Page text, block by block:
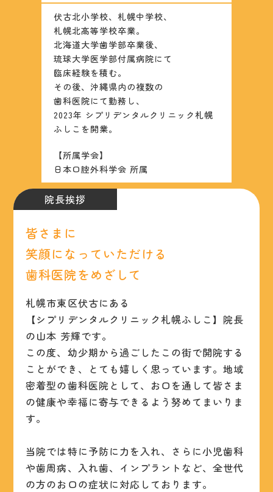
伏古北小学校、札幌中学校、
札幌北高等学校卒業。
北海道大学歯学部卒業後、
琉球大学医学部付属病院にて
臨床経験を積む。
その後、沖縄県内の複数の
歯科医院にて勤務し、
2023年 シプリデンタルクリニック札幌
ふしこを開業。
【所属学会】
日本口腔外科学会 所属
院長挨拶
皆さまに
笑顔になっていただける
歯科医院をめざして
札幌市東区伏古にある
【シプリデンタルクリニック札幌ふしこ】院長
の山本 芳輝です。
この度、幼少期から過ごしたこの街で開院する
ことができ、とても嬉しく思っています。地域
密着型の歯科医院として、お口を通して皆さま
の健康や幸福に寄与できるよう努めてまいりま
す。
当院では特に予防に力を入れ、さらに小児歯科
や歯周病、入れ歯、インプラントなど、全世代
の方のお口の症状に対応しております。